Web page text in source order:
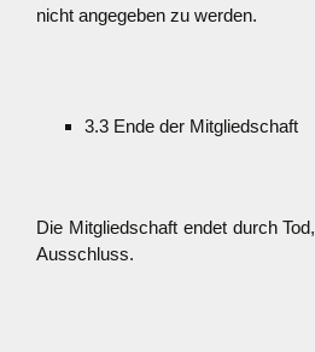
nicht angegeben zu werden.
3.3 Ende der Mitgliedschaft
Die Mitgliedschaft endet durch
Ausschluss.